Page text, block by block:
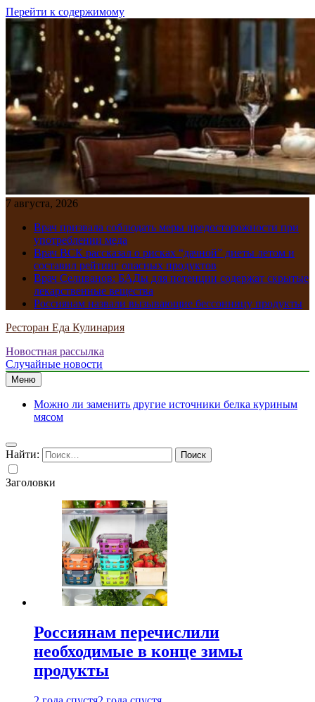
Перейти к содержимому
7 августа, 2026
Врач призвала соблюдать меры предосторожности при
употреблении меда
Врач ВСК рассказал о рисках “дачной” диеты летом и
составил рейтинг опасных продуктов
Врач Селиванов: БАДы для потенции содержат скрытые
лекарственные вещества
Россиянам назвали вызывающие бессонницу продукты
Ресторан Еда Кулинария
Новостная рассылка
Случайные новости
Меню
Можно ли заменить другие источники белка куриным
мясом
Найти:
Заголовки
Россиянам перечислили
необходимые в конце зимы
продукты